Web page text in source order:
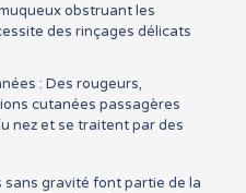
obstruant les
des rinçages délicats
: Des rougeurs,
cutanées passagères
nez et se traitent par des
gravité font partie de la